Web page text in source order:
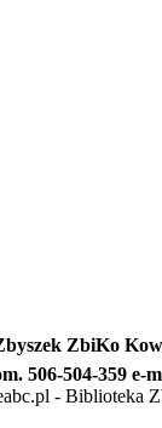
ZbiKo
506-504-359 e-
- Biblioteka